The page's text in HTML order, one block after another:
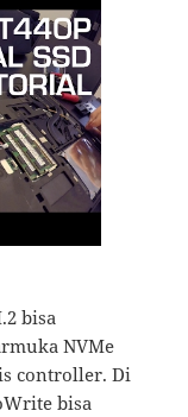
bisa
NVMe
controller. Di
bisa